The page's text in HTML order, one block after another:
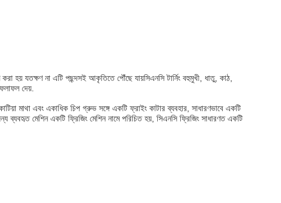
হয় যতক্ষণ না এটি পছন্দসই আকৃতিতে পৌঁছে যায়সিএনসি টার্নিং বহুমুখী, ধাতু, কাঠ,
দেয়.
মাথা এবং একাধিক চিপ গ্রুভ সঙ্গে একটি ফ্রাইং কাটার ব্যবহার, সাধারণভাবে একটি
মেশিন একটি ফ্রিজিং মেশিন নামে পরিচিত হয়, সিএনসি ফ্রিজিং সাধারণত একটি